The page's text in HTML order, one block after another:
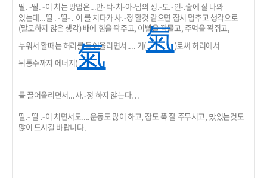
딸. -딸. -이 치는 방법은...만-탁-치-아-님의 성.-도.-인-.술에 잘 나와
있는데...딸 . -딸- . 이 를 치다가 사.-정 할것 같으면 잠시 멈추고 생각으로
(말로하지 않은 생각) 배에 힘을 꽉주고, 이빨을 꽉물고, 주먹을 꽉쥐고,
누워서 할때는 허리를 들어올리면서.... 기(氣)로써 허리에서
뒤통수까지 에너지(氣
를 끌어올리면서...사.-정 하지 않는다. ..
딸.- 딸 .-이 치면서도....운동도 많이 하고, 잠도 푹 잘 주무시고, 맜있는것도
많이 드시길 바랍니다.